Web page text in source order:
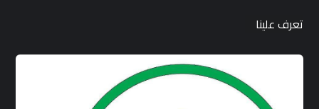
تعرف علينا